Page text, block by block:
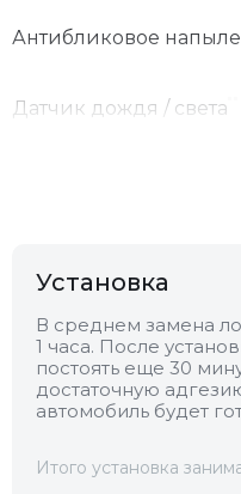
Антибликовое
Датчик дождя / света
Теплопоглощающее
Обогрев
Камера
Установка
В среднем замена
1 часа. После
постоять еще 30
достаточную
автомобиль будет
Итого установка